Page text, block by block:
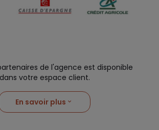
de l'agence est disponible
dans votre espace client.
En savoir plus